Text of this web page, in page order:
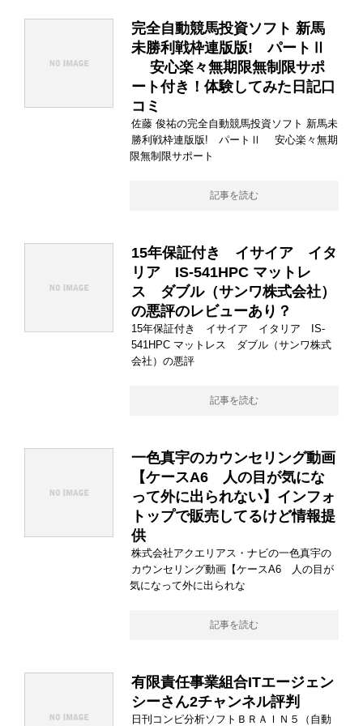
完全自動競馬投資ソフト 新馬
未勝利戦枠連版版! パートⅡ
安心楽々無期限無制限サポ
ート付き！体験してみた日記口
コミ
佐藤 俊祐の完全自動競馬投資ソフト 新馬未
勝利戦枠連版版! パートⅡ 安心楽々無期
限無制限サポート
記事を読む
15年保証付き イサイア イタ
リア IS-541HPC マットレ
ス ダブル（サンワ株式会社）
の悪評のレビューあり？
15年保証付き イサイア イタリア IS-
541HPC マットレス ダブル（サンワ株式
会社）の悪評
記事を読む
一色真宇のカウンセリング動画
【ケースA6 人の目が気にな
って外に出られない】インフォ
トップで販売してるけど情報提
供
株式会社アクエリアス・ナビの一色真宇の
カウンセリング動画【ケースA6 人の目が
気になって外に出られな
記事を読む
有限責任事業組合ITエージェン
シーさん2チャンネル評判
日刊コンピ分析ソフトＢＲＡＩＮ５（自動